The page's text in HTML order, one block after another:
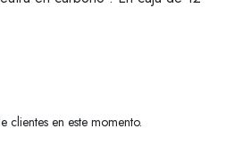
clientes en este momento.